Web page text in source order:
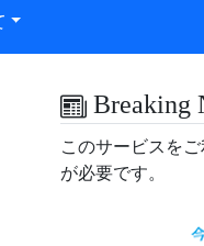
Breaking
このサービスを
が必要です。